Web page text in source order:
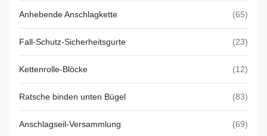
Anhebende Anschlagkette (65)
Fall-Schutz-Sicherheitsgurte (23)
Kettenrolle-Blöcke (12)
Ratsche binden unten Bügel (83)
Anschlagseil-Versammlung (69)